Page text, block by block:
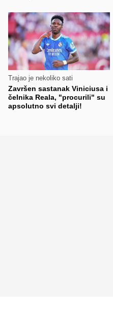
Trajao je nekoliko sati
Završen sastanak Viniciusa i
čelnika Reala, "procurili" su
apsolutno svi detalji!